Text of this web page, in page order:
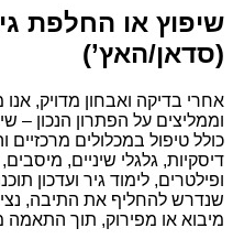
(סדאן/האץ’)
אחרי בדיקה ואבחון מדויק,
וממליצים על הפתרון הנכון –
כולל טיפול במכלולים מרכזיים
דיסקיות, גלגלי שיניים,
ופילטרים, לימוד גיר ועדכון
שנדרש להחליף את התיבה,
מיבוא או מפירוק, תוך התאמה